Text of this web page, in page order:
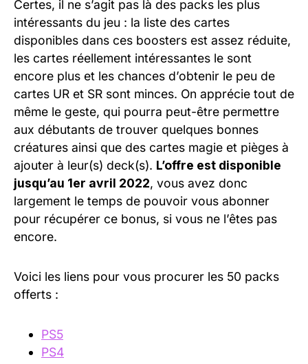
Certes, il ne s’agit pas là des packs les plus
intéressants du jeu : la liste des cartes
disponibles dans ces boosters est assez réduite,
les cartes réellement intéressantes le sont
encore plus et les chances d’obtenir le peu de
cartes UR et SR sont minces. On apprécie tout de
même le geste, qui pourra peut-être permettre
aux débutants de trouver quelques bonnes
créatures ainsi que des cartes magie et pièges à
ajouter à leur(s) deck(s). L’offre est disponible
jusqu’au 1er avril 2022, vous avez donc
largement le temps de pouvoir vous abonner
pour récupérer ce bonus, si vous ne l’êtes pas
encore.
Voici les liens pour vous procurer les 50 packs
offerts :
PS5
PS4